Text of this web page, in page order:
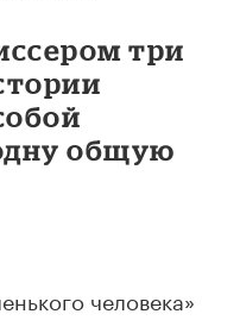
три
общую
человека»